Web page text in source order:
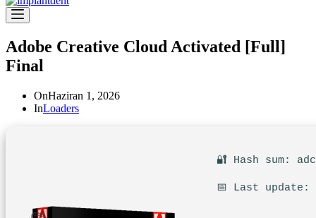
Adobe Creative Cloud Activated [Full]
Final
OnHaziran 1, 2026
InLoaders
🔐 Hash sum:
📅 Last update: